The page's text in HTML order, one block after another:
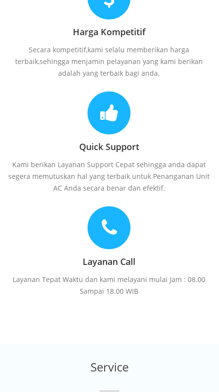
Harga Kompetitif
Secara kompetitif,kami selalu memberikan harga
terbaik,sehingga menjamin pelayanan yang kami berikan
adalah yang terbaik bagi anda.
Quick Support
Kami berikan Layanan Support Cepat sehingga anda dapat
segera memutuskan hal yang terbaik untuk Penanganan Unit
AC Anda secara benar dan efektif.
Layanan Call
Layanan Tepat Waktu dan kami melayani mulai Jam : 08.00
Sampai 18.00 WIB
Service